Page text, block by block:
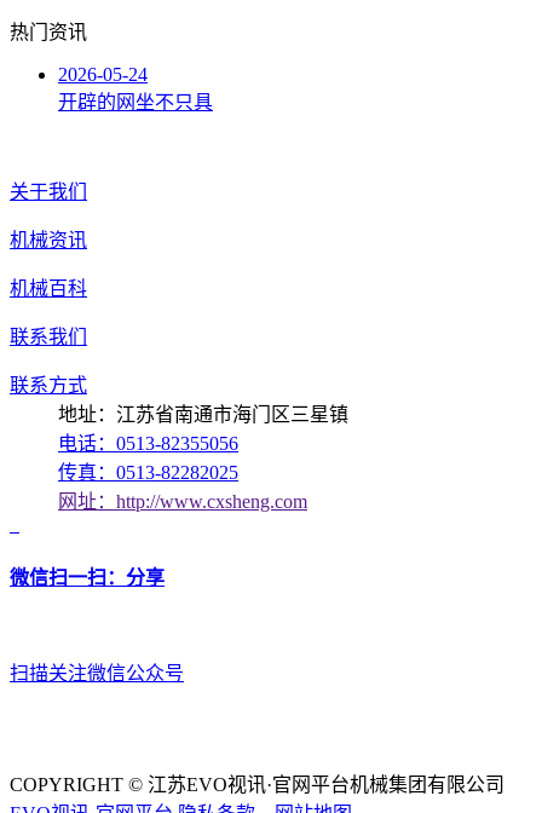
热门资讯
2026-05-24
开辟的网坐不只具
关于我们
机械资讯
机械百科
联系我们
联系方式
地址：江苏省南通市海门区三星镇
电话：0513-82355056
传真：0513-82282025
网址：http://www.cxsheng.com
微信扫一扫：分享
扫描关注微信公众号
COPYRIGHT © 江苏EVO视讯·官网平台机械集团有限公司